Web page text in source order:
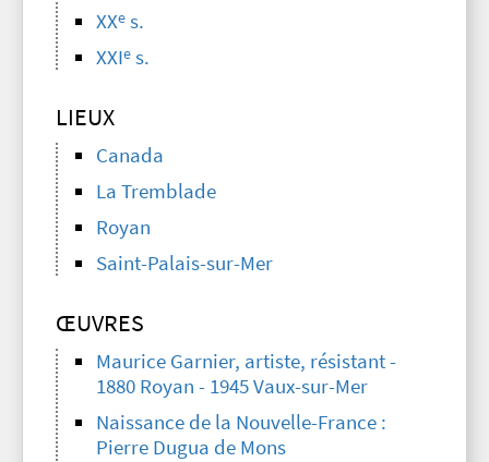
XXe s.
XXIe s.
LIEUX
Canada
La Tremblade
Royan
Saint-Palais-sur-Mer
ŒUVRES
Maurice Garnier, artiste, résistant -
1880 Royan - 1945 Vaux-sur-Mer
Naissance de la Nouvelle-France :
Pierre Dugua de Mons